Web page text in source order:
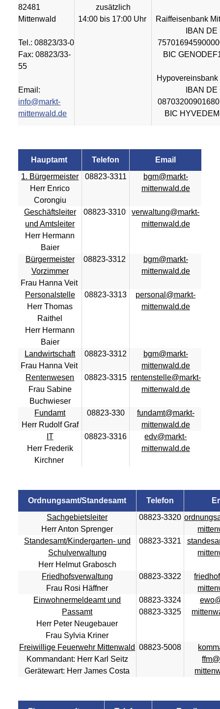
82481
Mittenwald
Tel.: 08823/33-0
Fax: 08823/33-
55
Email:
info@markt-
mittenwald.de
zusätzlich
14:00 bis 17:00 Uhr
Raiffeisenbank
IBAN DE
BIC
Hypovereinsbank
IBAN DE
BIC
Hauptamt Telefon
Email
1. Bürgermeister
Herr Enrico
Corongiu
08823-3311
bgm@markt-
mittenwald.de
Geschäftsleiter
und Amtsleiter
Herr Hermann
Baier
08823-3310
verwaltung@markt-
mittenwald.de
Bürgermeister
Vorzimmer
Frau Hanna Veit
08823-3312
bgm@markt-
mittenwald.de
Personalstelle
Herr Thomas
Raithel
Herr Hermann
Baier
08823-3313
personal@markt-
mittenwald.de
Landwirtschaft
Frau Hanna Veit
08823-3312
bgm@markt-
mittenwald.de
Rentenwesen
Frau Sabine
Buchwieser
08823-3315 rentenstelle@markt-
mittenwald.de
Fundamt
Herr Rudolf Graf
08823-330
fundamt@markt-
mittenwald.de
IT
Herr Frederik
Kirchner
08823-3316
edv@markt-
mittenwald.de
Ordnungsamt/Standesamt Telefon
Sachgebietsleiter
Herr Anton Sprenger
08823-3320
Standesamt/Kindergarten- und
Schulverwaltung
Herr Helmut Grabosch
08823-3321
Friedhofsverwaltung
Frau Rosi Häffner
08823-3322
Einwohnermeldeamt und
Passamt
Herr Peter Neugebauer
Frau Sylvia Kriner
08823-3324
08823-3325
Freiwillige Feuerwehr Mittenwald
Kommandant: Herr Karl Seitz
Gerätewart: Herr James Costa
08823-5008